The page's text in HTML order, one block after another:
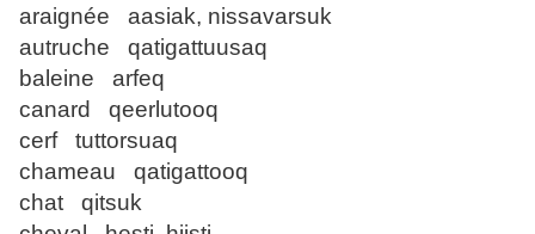
araignée aasiak, nissavarsuk
autruche qatigattuusaq
baleine arfeq
canard qeerlutooq
cerf tuttorsuaq
chameau qatigattooq
chat qitsuk